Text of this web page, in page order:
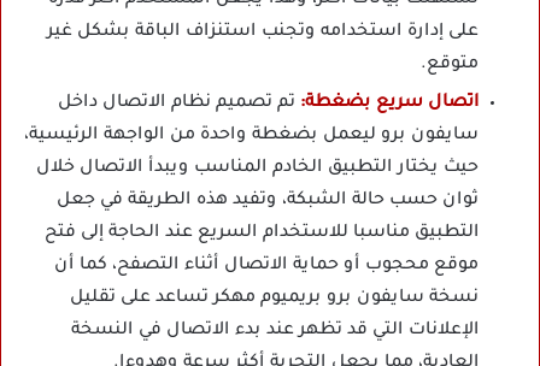
على إدارة استخدامه وتجنب استنزاف الباقة بشكل غير
متوقع.
اتصال سريع بضغطة: تم تصميم نظام الاتصال داخل
سايفون برو ليعمل بضغطة واحدة من الواجهة الرئيسية،
حيث يختار التطبيق الخادم المناسب ويبدأ الاتصال خلال
ثوان حسب حالة الشبكة، وتفيد هذه الطريقة في جعل
التطبيق مناسبا للاستخدام السريع عند الحاجة إلى فتح
موقع محجوب أو حماية الاتصال أثناء التصفح، كما أن
نسخة سايفون برو بريميوم مهكر تساعد على تقليل
الإعلانات التي قد تظهر عند بدء الاتصال في النسخة